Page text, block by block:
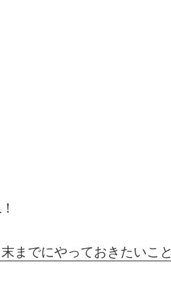
までにやっておきたいこと